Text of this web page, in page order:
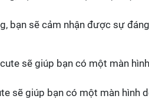
bạn sẽ cảm nhận được sự
sẽ giúp bạn có một màn hình